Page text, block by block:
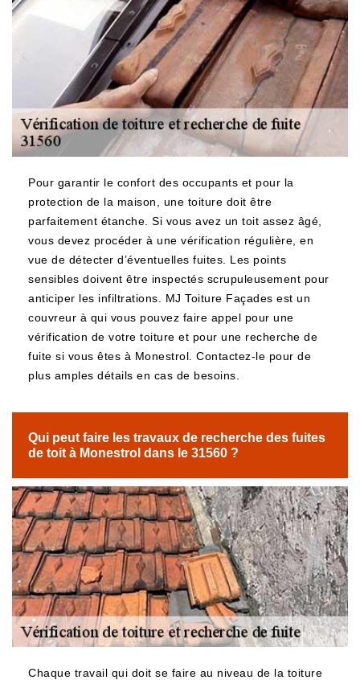
Pour garantir le confort des occupants et pour la
protection de la maison, une toiture doit être
parfaitement étanche. Si vous avez un toit assez âgé,
vous devez procéder à une vérification régulière, en
vue de détecter d’éventuelles fuites. Les points
sensibles doivent être inspectés scrupuleusement pour
anticiper les infiltrations. MJ Toiture Façades est un
couvreur à qui vous pouvez faire appel pour une
vérification de votre toiture et pour une recherche de
fuite si vous êtes à Monestrol. Contactez-le pour de
plus amples détails en cas de besoins.
Qui peut faire les travaux de recherche des fuites
de toit à Monestrol dans le 31560 ?
Chaque travail qui doit se faire au niveau de la toiture